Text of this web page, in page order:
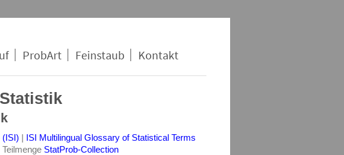
ProbArt Feinstaub Kontakt
(ISI) | ISI Multilingual Glossary of Statistical Terms
Teilmenge StatProb-Collection